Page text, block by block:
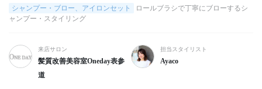
シャンプー・ブロー、アイロンセット
ロールブラシで丁寧にブローするシ
ャンプー・スタイリング
来店サロン
髪質改善美容室Oneday表参
道
担当スタイリスト
Ayaco